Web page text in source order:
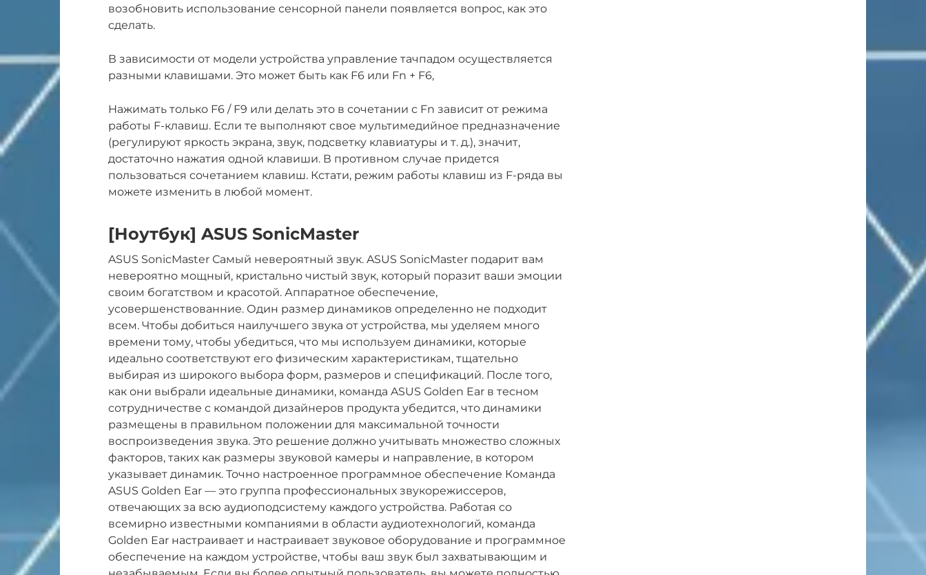
возобновить использование сенсорной панели появляется вопрос, как это
сделать.
В зависимости от модели устройства управление тачпадом осуществляется
разными клавишами. Это может быть как F6 или Fn + F6,
Нажимать только F6 / F9 или делать это в сочетании с Fn зависит от режима
работы F-клавиш. Если те выполняют свое мультимедийное предназначение
(регулируют яркость экрана, звук, подсветку клавиатуры и т. д.), значит,
достаточно нажатия одной клавиши. В противном случае придется
пользоваться сочетанием клавиш. Кстати, режим работы клавиш из F-ряда вы
можете изменить в любой момент.
[Ноутбук] ASUS SonicMaster
ASUS SonicMaster Самый невероятный звук. ASUS SonicMaster подарит вам
невероятно мощный, кристально чистый звук, который поразит ваши эмоции
своим богатством и красотой. Аппаратное обеспечение,
усовершенствованние. Один размер динамиков определенно не подходит
всем. Чтобы добиться наилучшего звука от устройства, мы уделяем много
времени тому, чтобы убедиться, что мы используем динамики, которые
идеально соответствуют его физическим характеристикам, тщательно
выбирая из широкого выбора форм, размеров и спецификаций. После того,
как они выбрали идеальные динамики, команда ASUS Golden Ear в тесном
сотрудничестве с командой дизайнеров продукта убедится, что динамики
размещены в правильном положении для максимальной точности
воспроизведения звука. Это решение должно учитывать множество сложных
факторов, таких как размеры звуковой камеры и направление, в котором
указывает динамик. Точно настроенное программное обеспечение Команда
ASUS Golden Ear — это группа профессиональных звукорежиссеров,
отвечающих за всю аудиоподсистему каждого устройства. Работая со
всемирно известными компаниями в области аудиотехнологий, команда
Golden Ear настраивает и настраивает звуковое оборудование и программное
обеспечение на каждом устройстве, чтобы ваш звук был захватывающим и